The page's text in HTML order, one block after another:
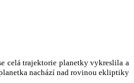
celá trajektorie planetky vykreslila a
nachází nad rovinou ekliptiky